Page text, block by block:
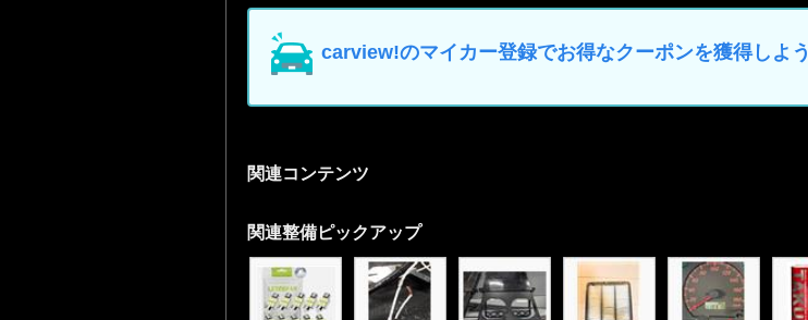
carview!のマイカー登録でお得なクーポンを獲得しよう
関連コンテンツ
関連整備ピックアップ